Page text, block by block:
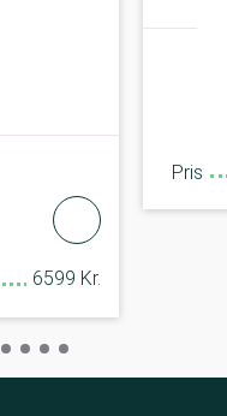
6599 Kr.
Pris